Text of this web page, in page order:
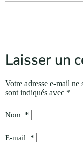
Laisser un
Votre adresse e-mail ne
sont indiqués avec *
Nom *
E-mail *